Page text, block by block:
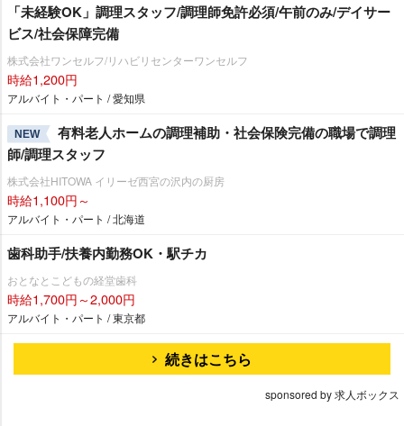
「未経験OK」調理スタッフ/調理師免許必須/午前のみ/デイサー
ビス/社会保障完備
株式会社ワンセルフ/リハビリセンターワンセルフ
時給1,200円
アルバイト・パート / 愛知県
NEW
有料老人ホームの調理補助・社会保険完備の職場で調理
師/調理スタッフ
株式会社HITOWA イリーゼ西宮の沢内の厨房
時給1,100円～
アルバイト・パート / 北海道
歯科助手/扶養内勤務OK・駅チカ
おとなとこどもの経堂歯科
時給1,700円～2,000円
アルバイト・パート / 東京都
続きはこちら
sponsored by 求人ボックス